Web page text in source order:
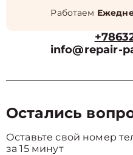
Работаем
info@repair-
Остались
Оставьте свой номер
за 15 минут